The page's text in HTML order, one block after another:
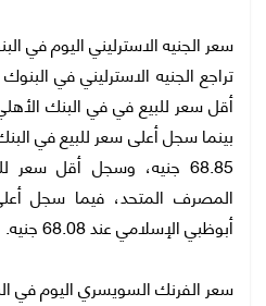
سعر الجنيه الاسترليني اليوم في
تراجع الجنيه الاسترليني في
بينما سجل أعلى سعر للبيع في
المصرف المتحد، فيما سجل
أبوظبي الإسلامي عند 68.08 جنيه.
سعر الفرنك السويسري اليوم في